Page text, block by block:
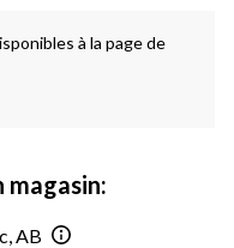
à la page de
magasin:
AB